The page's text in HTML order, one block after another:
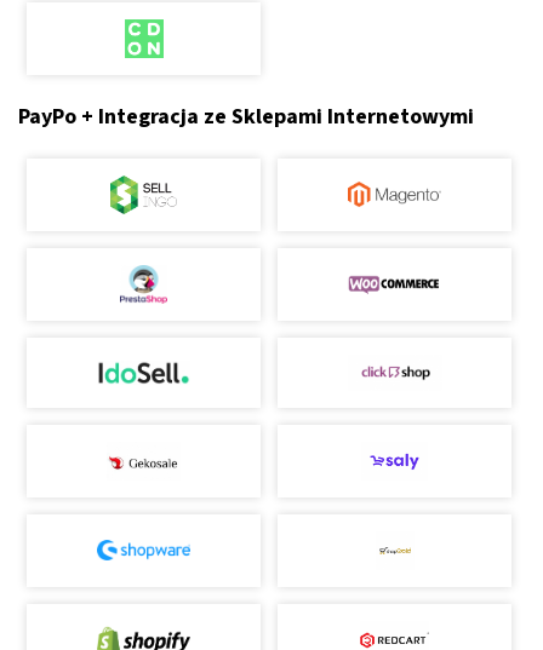
PayPo + Integracja ze Sklepami Internetowymi